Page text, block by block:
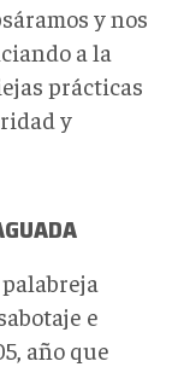
y nos
a la
prácticas
y
e
año que